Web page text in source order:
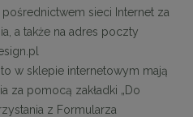
sieci Internet za
a także na adres poczty
w sklepie internetowym mają
za pomocą zakładki „Do
z Formularza